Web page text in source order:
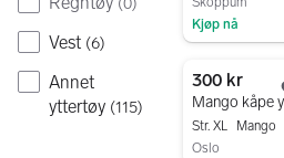
(0)
Vest (6)
Annet
yttertøy (115)
Kjøp nå
300 kr
Str. XL
Mango
Oslo